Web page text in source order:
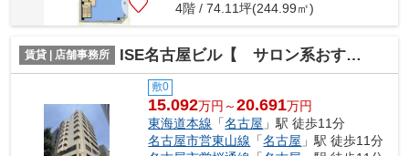
4階 / 74.11坪(244.99㎡)
賃貸 | 店舗事務所 ISE名古屋ビル【 サロン系おすすめ 】
敷0
15.092万円～20.691万円
東海道本線 「名古屋 」駅 徒歩11分
名古屋市営東山線 「名古屋 」駅 徒歩11分